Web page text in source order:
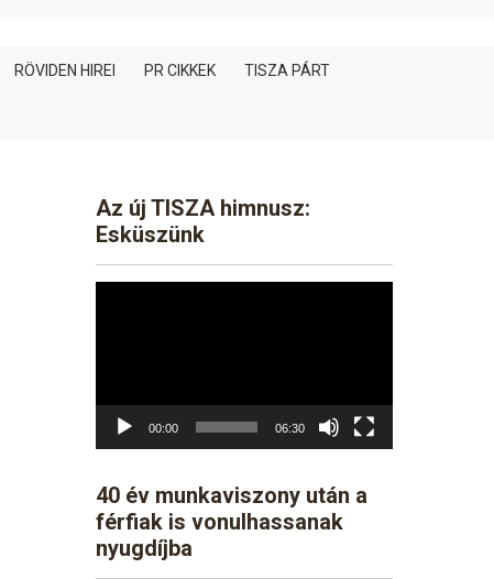
RÖVIDEN HIREI PR CIKKEK TISZA PÁRT
Az új TISZA himnusz:
Esküszünk
00:00 06:30
40 év munkaviszony után a
férfiak is vonulhassanak
nyugdíjba